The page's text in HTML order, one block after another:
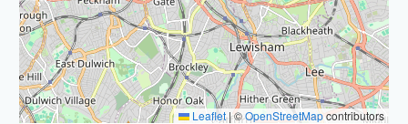
Leaflet |©OpenStreetMapcontributors